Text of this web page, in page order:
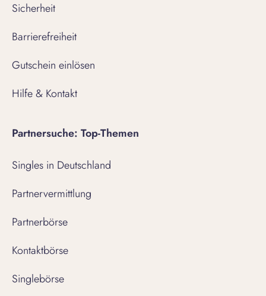
Sicherheit
Barrierefreiheit
Gutschein einlösen
Hilfe & Kontakt
Partnersuche: Top-Themen
Singles in Deutschland
Partnervermittlung
Partnerbörse
Kontaktbörse
Singlebörse